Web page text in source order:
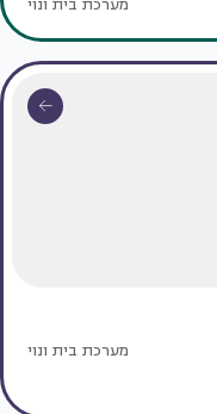
מערכת בית ונוי
מערכת בית ונוי